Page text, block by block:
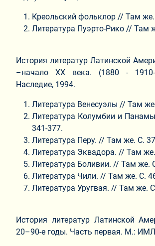
Креольский фольклор // Там же.
Литература Пуэрто-Рико // Там
История литератур Латинской
–начало XX века. (1880 -
Наследие, 1994.
Литература Венесуэлы // Там
Литература Колумбии и
341-377.
Литература Перу. // Там же. С.
Литература Эквадора. // Там
Литература Боливии. // Там же.
Литература Чили. // Там же. С.
Литература Уругвая. // Там же.
История литератур Латинской
20–90-е годы. Часть первая. М.: